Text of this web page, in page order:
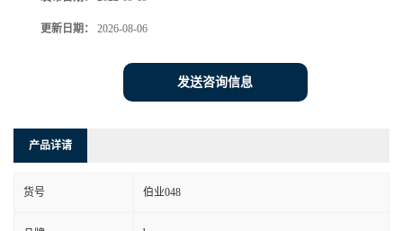
更新日期： 2026-08-06
发送咨询信息
产品详请
货号 伯业048